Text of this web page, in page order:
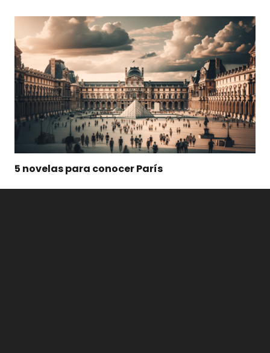
5 novelas para conocer París